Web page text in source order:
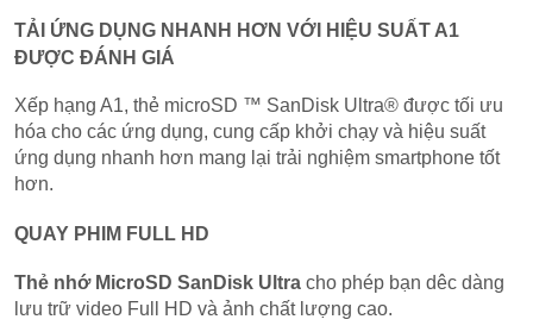
TẢI ỨNG DỤNG NHANH HƠN VỚI HIỆU SUẤT A1
ĐƯỢC ĐÁNH GIÁ
Xếp hạng A1, thẻ microSD ™ SanDisk Ultra® được tối ưu
hóa cho các ứng dụng, cung cấp khởi chạy và hiệu suất
ứng dụng nhanh hơn mang lại trải nghiệm smartphone tốt
hơn.
QUAY PHIM FULL HD
Thẻ nhớ MicroSD SanDisk Ultracho phép bạn dêc dàng
lưu trữ video Full HD và ảnh chất lượng cao.